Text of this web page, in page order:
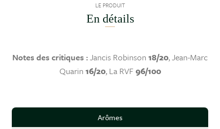
LE PRODUIT
En détails
Notes des critiques :Jancis Robinson 18/20, Jean-Marc
Quarin 16/20, La RVF 96/100
Arômes